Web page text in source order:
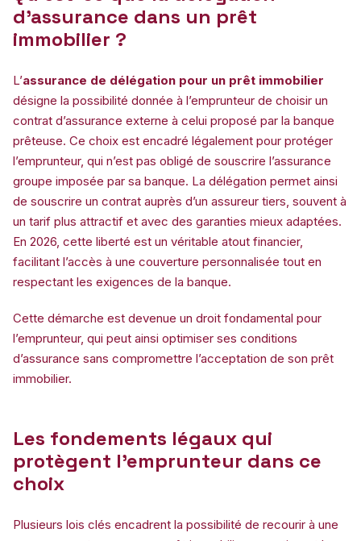
d’assurance dans un prêt
immobilier ?
L’assurance de délégation pour un prêt immobilier
désigne la possibilité donnée à l’emprunteur de choisir un
contrat d’assurance externe à celui proposé par la banque
prêteuse. Ce choix est encadré légalement pour protéger
l’emprunteur, qui n’est pas obligé de souscrire l’assurance
groupe imposée par sa banque. La délégation permet ainsi
de souscrire un contrat auprès d’un assureur tiers, souvent à
un tarif plus attractif et avec des garanties mieux adaptées.
En 2026, cette liberté est un véritable atout financier,
facilitant l’accès à une couverture personnalisée tout en
respectant les exigences de la banque.
Cette démarche est devenue un droit fondamental pour
l’emprunteur, qui peut ainsi optimiser ses conditions
d’assurance sans compromettre l’acceptation de son prêt
immobilier.
Les fondements légaux qui
protègent l’emprunteur dans ce
choix
Plusieurs lois clés encadrent la possibilité de recourir à une